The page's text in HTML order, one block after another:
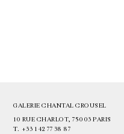
GALERIE CHANTAL CROUSEL
10 RUE CHARLOT, 75003 PARIS
T. +33 1 42 77 38 87